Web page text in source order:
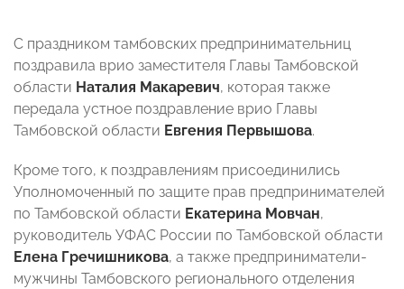
С праздником тамбовских предпринимательниц
поздравила врио заместителя Главы Тамбовской
области Наталия Макаревич, которая также
передала устное поздравление врио Главы
Тамбовской области Евгения Первышова.
Кроме того, к поздравлениям присоединились
Уполномоченный по защите прав предпринимателей
по Тамбовской области Екатерина Мовчан,
руководитель УФАС России по Тамбовской области
Елена Гречишникова, а также предприниматели-
мужчины Тамбовского регионального отделения